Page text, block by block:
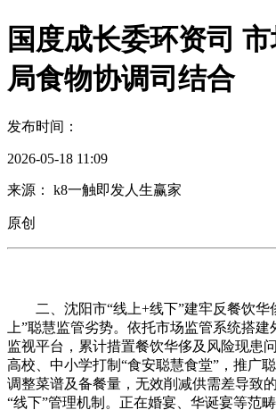
国度成长委环资司
局食物协调司结合
发布时间：
2026-05-18 11:09
来源： k8一触即发人生赢家
原创
二、沈阳市“线上+线下”建牢反餐饮华
上”聪慧监管劣势。依托市场监管系统搭建
监视平台，累计措置餐饮华侈及风险现患
高校、中小学打制“食安聪慧食堂”，推广
调整菜谱及备餐量，无效削减供需差导致
“线下”管理机制。正在婚宴、华诞宴等范